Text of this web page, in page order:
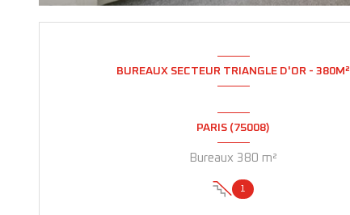
BUREAUX SECTEUR TRIANGLE D'OR - 380M²
PARIS (75008)
Bureaux 380 m²
1